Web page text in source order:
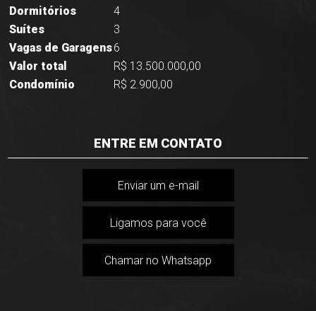
Dormitórios
4
Suítes
3
Vagas de Garagens6
Valor total
R$ 13.500.000,00
Condomínio
R$ 2.900,00
ENTRE EM CONTATO
Enviar um e-mail
Ligamos para você
Chamar no Whatsapp